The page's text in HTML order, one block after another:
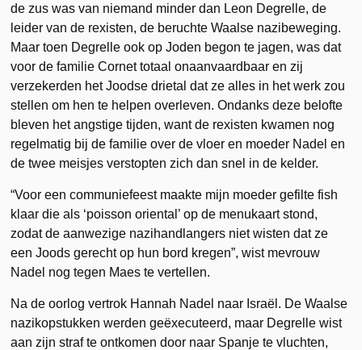
de zus was van niemand minder dan Leon Degrelle, de
leider van de rexisten, de beruchte Waalse nazibeweging.
Maar toen Degrelle ook op Joden begon te jagen, was dat
voor de familie Cornet totaal onaanvaardbaar en zij
verzekerden het Joodse drietal dat ze alles in het werk zou
stellen om hen te helpen overleven. Ondanks deze belofte
bleven het angstige tijden, want de rexisten kwamen nog
regelmatig bij de familie over de vloer en moeder Nadel en
de twee meisjes verstopten zich dan snel in de kelder.
“Voor een communiefeest maakte mijn moeder gefilte fish
klaar die als ‘poisson oriental’ op de menukaart stond,
zodat de aanwezige nazihandlangers niet wisten dat ze
een Joods gerecht op hun bord kregen”, wist mevrouw
Nadel nog tegen Maes te vertellen.
Na de oorlog vertrok Hannah Nadel naar Israël. De Waalse
nazikopstukken werden geëxecuteerd, maar Degrelle wist
aan zijn straf te ontkomen door naar Spanje te vluchten,